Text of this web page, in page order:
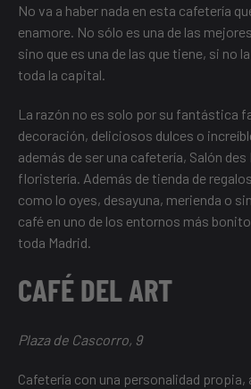
No va a haber nada en esta cafetería
enamore. No sólo es una de las
sino que es una de las que tiene, si no
toda la capital.
La razón no es solo por su fantástica
decoración, deliciosos dulces o
además de ser una cafetería, Salón des
floristería. Además de tienda de
como lo oyes, desayuna, merienda o
café en uno de los entornos más
toda Madrid.
CAFÉ DEL ART
Plaza de Cascorro, 9
Cafetería con una personalidad propia,